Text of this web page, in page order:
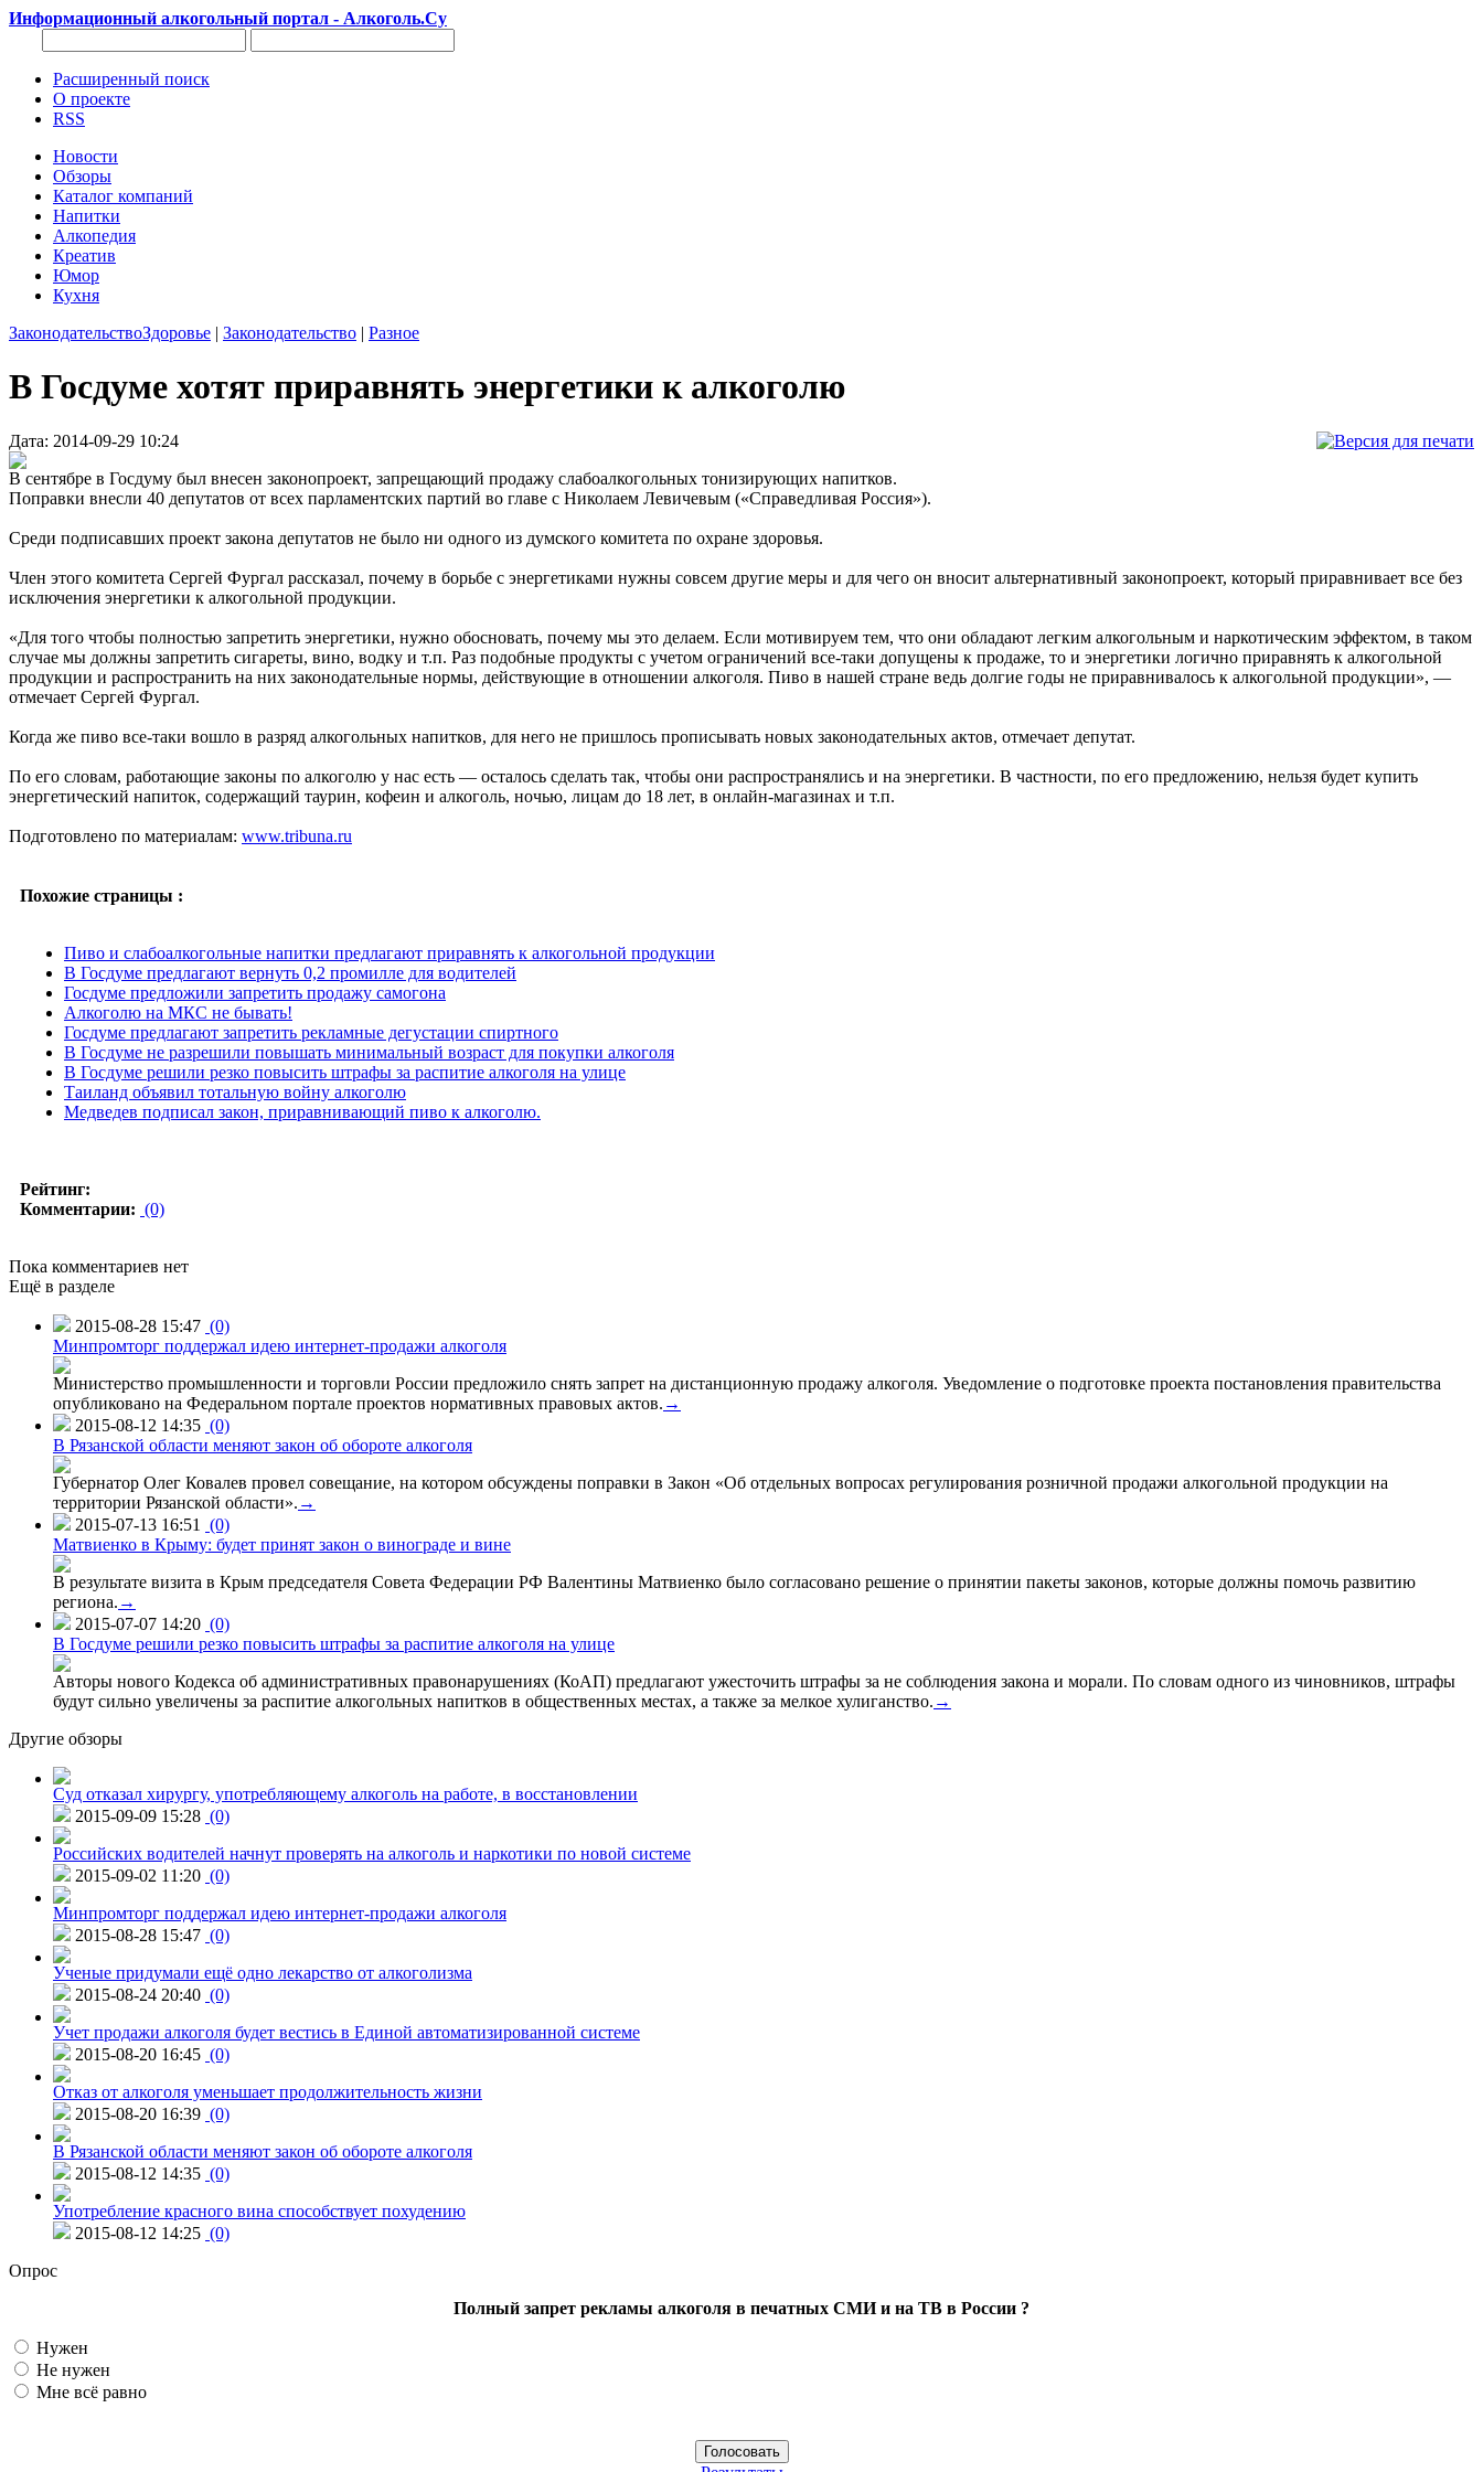
Информационный алкогольный портал - Алкоголь.Су
Расширенный поиск
О проекте
RSS
Новости
Обзоры
Каталог компаний
Напитки
Алкопедия
Креатив
Юмор
Кухня
ЗаконодательствоЗдоровье | Законодательство | Разное
В Госдуме хотят приравнять энергетики к алкоголю
Дата: 2014-09-29 10:24
В сентябре в Госдуму был внесен законопроект, запрещающий продажу слабоалкогольных тонизирующих напитков.
Поправки внесли 40 депутатов от всех парламентских партий во главе с Николаем Левичевым («Справедливая Россия»).
Среди подписавших проект закона депутатов не было ни одного из думского комитета по охране здоровья.
Член этого комитета Сергей Фургал рассказал, почему в борьбе с энергетиками нужны совсем другие меры и для чего он вносит альтернативный законопроект, который приравнивает все без
исключения энергетики к алкогольной продукции.
«Для того чтобы полностью запретить энергетики, нужно обосновать, почему мы это делаем. Если мотивируем тем, что они обладают легким алкогольным и наркотическим эффектом, в таком
случае мы должны запретить сигареты, вино, водку и т.п. Раз подобные продукты с учетом ограничений все-таки допущены к продаже, то и энергетики логично приравнять к алкогольной
продукции и распространить на них законодательные нормы, действующие в отношении алкоголя. Пиво в нашей стране ведь долгие годы не приравнивалось к алкогольной продукции», —
отмечает Сергей Фургал.
Когда же пиво все-таки вошло в разряд алкогольных напитков, для него не пришлось прописывать новых законодательных актов, отмечает депутат.
По его словам, работающие законы по алкоголю у нас есть — осталось сделать так, чтобы они распространялись и на энергетики. В частности, по его предложению, нельзя будет купить
энергетический напиток, содержащий таурин, кофеин и алкоголь, ночью, лицам до 18 лет, в онлайн-магазинах и т.п.
Подготовлено по материалам: www.tribuna.ru
Похожие страницы :
Пиво и слабоалкогольные напитки предлагают приравнять к алкогольной продукции
В Госдуме предлагают вернуть 0,2 промилле для водителей
Госдуме предложили запретить продажу самогона
Алкоголю на МКС не бывать!
Госдуме предлагают запретить рекламные дегустации спиртного
В Госдуме не разрешили повышать минимальный возраст для покупки алкоголя
В Госдуме решили резко повысить штрафы за распитие алкоголя на улице
Таиланд объявил тотальную войну алкоголю
Медведев подписал закон, приравнивающий пиво к алкоголю.
Рейтинг:
Комментарии: (0)
Пока комментариев нет
Ещё в разделе
2015-08-28 15:47 (0)
Минпромторг поддержал идею интернет-продажи алкоголя
Министерство промышленности и торговли России предложило снять запрет на дистанционную продажу алкоголя. Уведомление о подготовке проекта постановления правительства
опубликовано на Федеральном портале проектов нормативных правовых актов. →
2015-08-12 14:35 (0)
В Рязанской области меняют закон об обороте алкоголя
Губернатор Олег Ковалев провел совещание, на котором обсуждены поправки в Закон «Об отдельных вопросах регулирования розничной продажи алкогольной продукции на
территории Рязанской области». →
2015-07-13 16:51
(0)
Матвиенко в Крыму: будет принят закон о винограде и вине
В результате визита в Крым председателя Совета Федерации РФ Валентины Матвиенко было согласовано решение о принятии пакеты законов, которые должны помочь развитию
региона. →
2015-07-07 14:20 (0)
В Госдуме решили резко повысить штрафы за распитие алкоголя на улице
Авторы нового Кодекса об административных правонарушениях (КоАП) предлагают ужесточить штрафы за не соблюдения закона и морали. По словам одного из чиновников, штрафы
будут сильно увеличены за распитие алкогольных напитков в общественных местах, а также за мелкое хулиганство. →
Другие обзоры
Суд отказал хирургу, употребляющему алкоголь на работе, в восстановлении
2015-09-09 15:28 (0)
Российских водителей начнут проверять на алкоголь и наркотики по новой системе
2015-09-02 11:20 (0)
Минпромторг поддержал идею интернет-продажи алкоголя
2015-08-28 15:47 (0)
Ученые придумали ещё одно лекарство от алкоголизма
2015-08-24 20:40 (0)
Учет продажи алкоголя будет вестись в Единой автоматизированной системе
2015-08-20 16:45 (0)
Отказ от алкоголя уменьшает продолжительность жизни
2015-08-20 16:39 (0)
В Рязанской области меняют закон об обороте алкоголя
2015-08-12 14:35 (0)
Употребление красного вина способствует похудению
2015-08-12 14:25 (0)
Опрос
Полный запрет рекламы алкоголя в печатных СМИ и на ТВ в России ?
Нужен
Не нужен
Мне всё равно